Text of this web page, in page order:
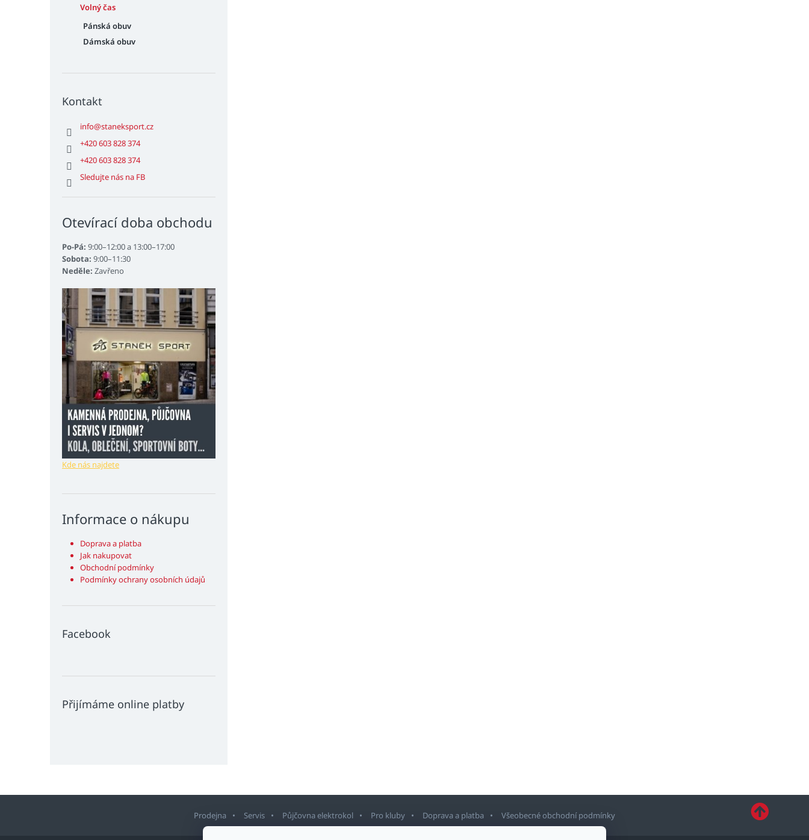
Volný čas
Pánská obuv
Dámská obuv
Kontakt
info@staneksport.cz
+420 603 828 374
+420 603 828 374
Sledujte nás na FB
Otevírací doba obchodu
Po-Pá: 9:00–12:00 a 13:00–17:00
Sobota: 9:00–11:30
Neděle: Zavřeno
Kde nás najdete
Informace o nákupu
Doprava a platba
Jak nakupovat
Obchodní podmínky
Podmínky ochrany osobních údajů
Facebook
Přijímáme online platby
Prodejna Servis Půjčovna elektrokol Pro kluby Doprava a platba Všeobecné obchodní podmínky